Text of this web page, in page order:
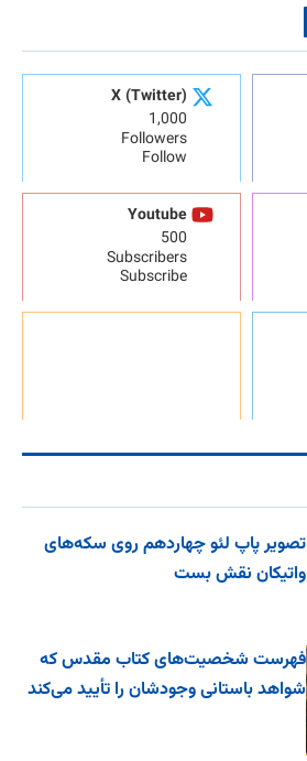
X (Twitter)
1,000
Followers
Follow
Youtube
500
Subscribers
Subscribe
تصویر پاپ لئو چهاردهم روی سکه‌های
واتیکان نقش بست
فهرست شخصیت‌های کتاب مقدس که
شواهد باستانی وجودشان را تأیید می‌کند